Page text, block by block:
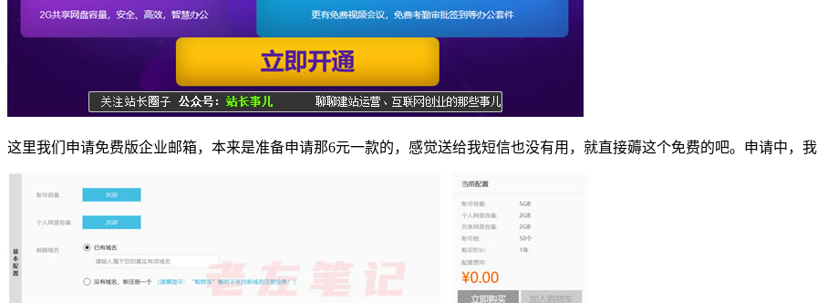
这里我们申请免费版企业邮箱，本来是准备申请那6元一款的，感觉送给我短信也没有用，就直接薅这个免费的吧。申请中，我